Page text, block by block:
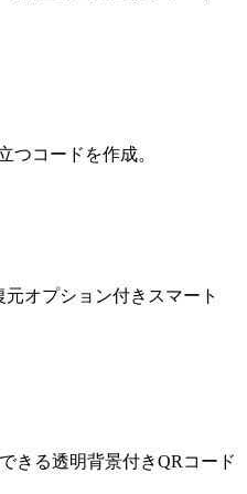
つコードを作成。
オプション付きスマート
きる透明背景付きQRコード